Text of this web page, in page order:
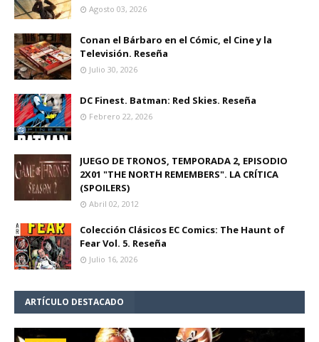
Agosto 03, 2026
Conan el Bárbaro en el Cómic, el Cine y la
Televisión. Reseña
Julio 30, 2026
DC Finest. Batman: Red Skies. Reseña
Febrero 22, 2026
JUEGO DE TRONOS, TEMPORADA 2, EPISODIO
2X01 "THE NORTH REMEMBERS". LA CRÍTICA
(SPOILERS)
Abril 02, 2012
Colección Clásicos EC Comics: The Haunt of
Fear Vol. 5. Reseña
Julio 16, 2026
ARTÍCULO DESTACADO